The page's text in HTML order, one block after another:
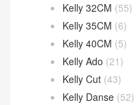
Kelly 32CM (55)
Kelly 35CM (6)
Kelly 40CM (5)
Kelly Ado (21)
Kelly Cut (43)
Kelly Danse (52)